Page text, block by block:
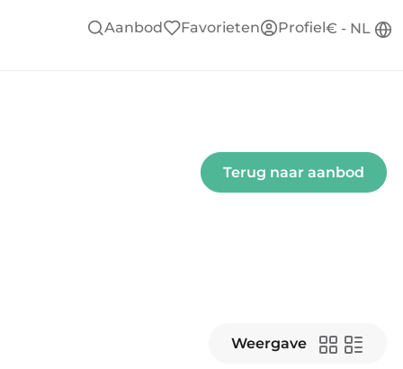
Aanbod Favorieten Profiel € - NL
Terug naar aanbod
Weergave